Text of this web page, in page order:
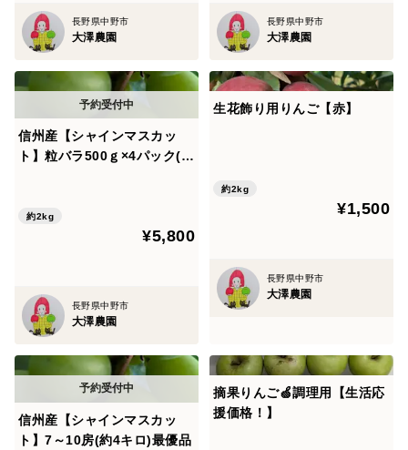
長野県中野市
大澤農園
長野県中野市
大澤農園
信州産【シャインマスカッ
ト】粒バラ500ｇ×4パック(2
約2kg
¥5,800
長野県中野市
大澤農園
生花飾り用りんご【赤】
約2kg
¥1,500
長野県中野市
大澤農園
信州産【シャインマスカッ
ト】7～10房(約4キロ)最優品
摘果りんご🍏調理用【生活応
援価格！】